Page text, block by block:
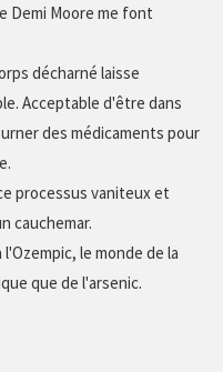
Demi Moore me font
décharné laisse
Acceptable d'être dans
des médicaments pour
processus vaniteux et
cauchemar.
le monde de la
que de l'arsenic.